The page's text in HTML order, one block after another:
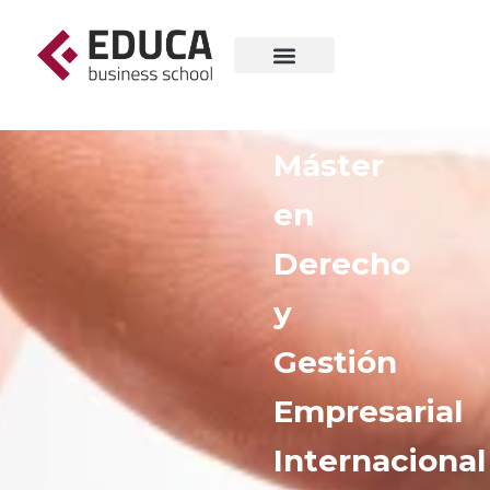
Máster
en
Derecho
y
Gestión
Empresarial
Internacional